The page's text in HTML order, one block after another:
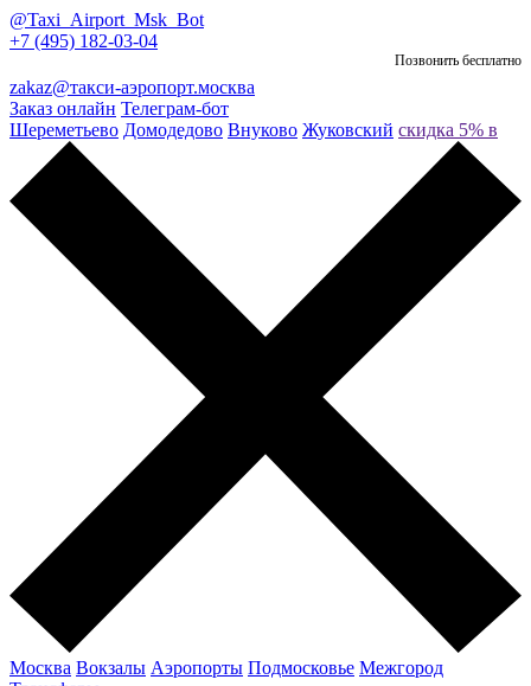
@Taxi_Airport_Msk_Bot
+7 (495) 182-03-04
Позвонить бесплатно
zakaz@такси-аэропорт.москва
Заказ онлайн Телеграм-бот
Шереметьево Домодедово Внуково Жуковский скидка 5% в
Москва Вокзалы Аэропорты Подмосковье Межгород